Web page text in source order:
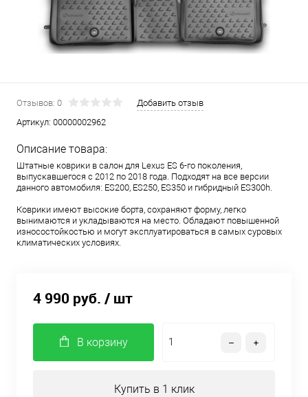
Отзывов: 0
Добавить отзыв
Артикул: 00000002962
Описание товара:
Штатные коврики в салон для Lexus ES 6-го поколения,
выпускавшегося с 2012 по 2018 года. Подходят на все версии
данного автомобиля: ES200, ES250, ES350 и гибридный ES300h.
Коврики имеют высокие борта, сохраняют форму, легко
вынимаются и укладываются на место. Обладают повышенной
износостойкостью и могут эксплуатироваться в самых суровых
климатических условиях.
4 990 руб. / шт
В корзину
Купить в 1 клик